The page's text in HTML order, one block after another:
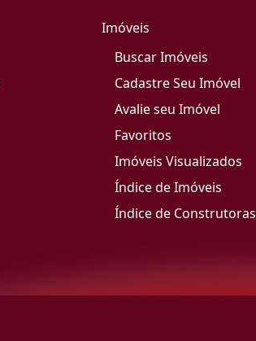
Imóveis
Buscar Imóveis
Cadastre Seu Imóvel
Avalie seu Imóvel
Favoritos
Imóveis Visualizados
Índice de Imóveis
Índice de Construtoras